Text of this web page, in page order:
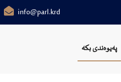
info@parl.krd
پەیوەندی بکە